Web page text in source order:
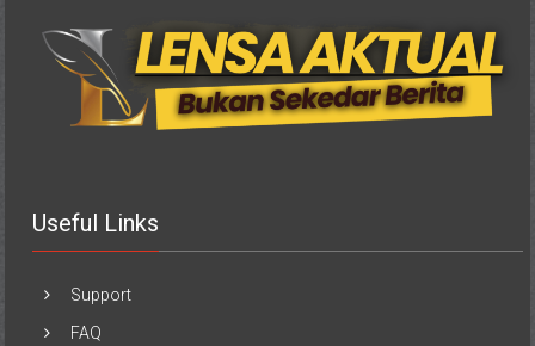
Useful Links
Support
FAQ